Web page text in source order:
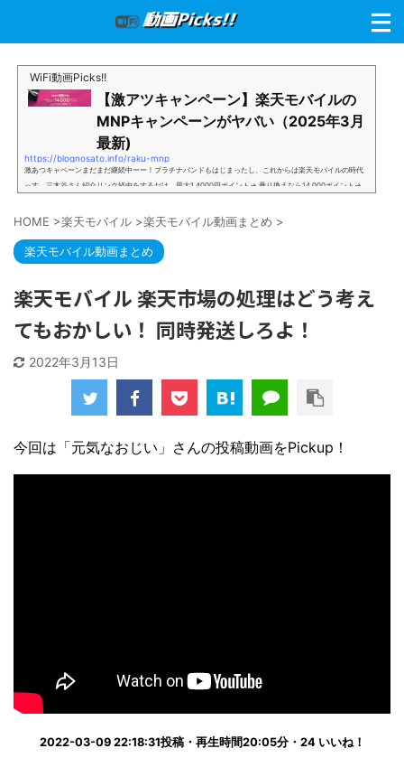
WiFi動画Picks!!
【激アツキャンペーン】楽天モバイルの
MNPキャンペーンがヤバい（2025年3月
最新)
https://blognosato.info/raku-mnp
激あつキャペーンまだまだ継続中ーー！プラチナバンドもはじまったし、これからは楽天モバイルの時代
っす。三木谷さん紹介リンク経由をするだけ。最大1,4000円ポイント→ 乗り換えなら14,000ポイント→
谷さんキャンペーン／2回線目以降でもOK再契約でもでもOK背水の陣の楽天モバイル。ついに「最後の賭
別招待ページから楽天モバイ...
HOME >楽天モバイル >楽天モバイル動画まとめ >
楽天モバイル動画まとめ
楽天モバイル 楽天市場の処理はどう考え
てもおかしい！ 同時発送しろよ！
2022年3月13日
今回は「元気なおじい」さんの投稿動画をPickup！
2022-03-09 22:18:31投稿・再生時間20:05分・24 いいね！